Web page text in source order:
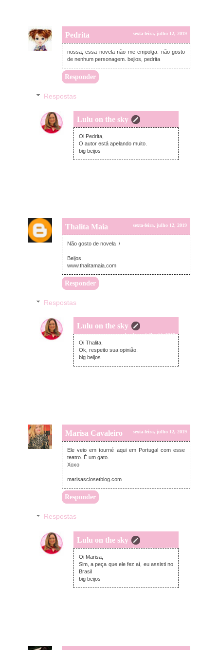
Pedrita sexta-feira, julho 12, 2019
nossa, essa novela não me empolga. não gosto
de nenhum personagem. bejios, pedrita
Responder
Respostas
Lulu on the sky
domingo, julho 14, 2019
Oi Pedrita,
O autor está apelando muito.
big beijos
Thalita Maia sexta-feira, julho 12, 2019
Não gosto de novela :/
Beijos,
www.thalitamaia.com
Responder
Respostas
Lulu on the sky
domingo, julho 14, 2019
Oi Thalita,
Ok, respeito sua opinião.
big beijos
Marisa Cavaleiro sexta-feira, julho 12, 2019
Ele veio em tourné aqui em Portugal com esse
teatro. É um gato.
Xoxo
marisasclosetblog.com
Responder
Respostas
Lulu on the sky
domingo, julho 14, 2019
Oi Marisa,
Sim, a peça que ele fez aí, eu assisti no
Brasil
big beijos